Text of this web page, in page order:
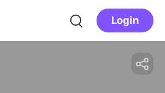
Login